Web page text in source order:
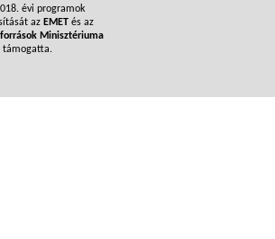
évi programok
az EMET és az
Minisztériuma
támogatta.